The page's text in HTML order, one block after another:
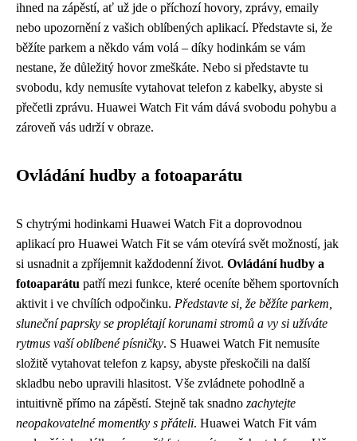
ihned na zápěstí, ať už jde o příchozí hovory, zprávy, emaily
nebo upozornění z vašich oblíbených aplikací. Představte si, že
běžíte parkem a někdo vám volá – díky hodinkám se vám
nestane, že důležitý hovor zmeškáte. Nebo si představte tu
svobodu, kdy nemusíte vytahovat telefon z kabelky, abyste si
přečetli zprávu. Huawei Watch Fit vám dává svobodu pohybu a
zároveň vás udrží v obraze.
Ovládání hudby a fotoaparátu
S chytrými hodinkami Huawei Watch Fit a doprovodnou
aplikací pro Huawei Watch Fit se vám otevírá svět možností, jak
si usnadnit a zpříjemnit každodenní život. Ovládání hudby a
fotoaparátu patří mezi funkce, které oceníte během sportovních
aktivit i ve chvílích odpočinku. Představte si, že běžíte parkem,
sluneční paprsky se proplétají korunami stromů a vy si užíváte
rytmus vaší oblíbené písničky. S Huawei Watch Fit nemusíte
složitě vytahovat telefon z kapsy, abyste přeskočili na další
skladbu nebo upravili hlasitost. Vše zvládnete pohodlně a
intuitivně přímo na zápěstí. Stejně tak snadno zachytejte
neopakovatelné momentky s přáteli. Huawei Watch Fit vám